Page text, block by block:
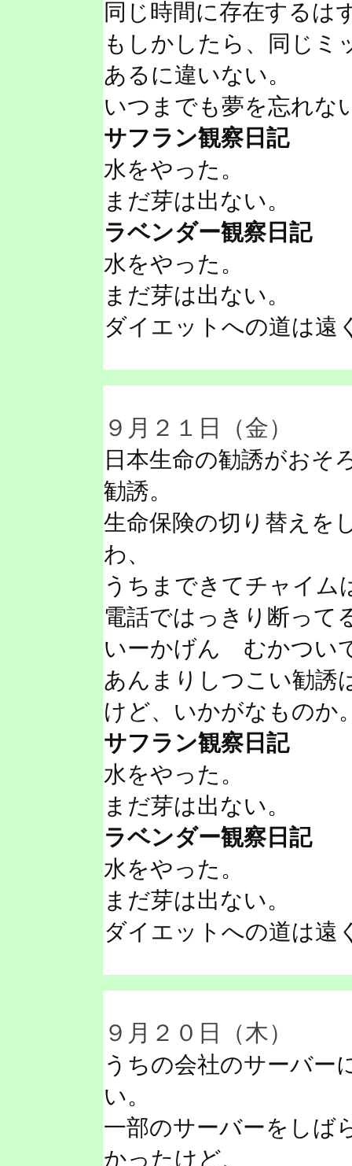
同じ時間に存在するは
もしかしたら、同じミ
あるに違いない。
いつまでも夢を忘れな
サフラン観察日記
水をやった。
まだ芽は出ない。
ラベンダー観察日記
水をやった。
まだ芽は出ない。
ダイエットへの道は遠
９月２１日（金）
日本生命の勧誘がおそ
勧誘。
生命保険の切り替えを
わ、
うちまできてチャイム
電話ではっきり断っ
いーかげん むかつい
あんまりしつこい勧誘
けど、いかがなものか
サフラン観察日記
水をやった。
まだ芽は出ない。
ラベンダー観察日記
水をやった。
まだ芽は出ない。
ダイエットへの道は遠
９月２０日（木）
うちの会社のサーバー
い。
一部のサーバーをしば
かったけど、